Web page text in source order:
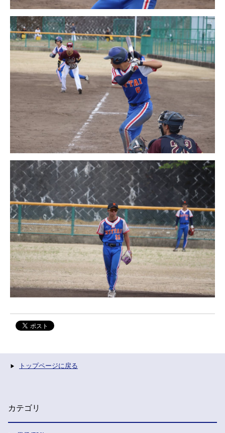
トップページに戻る
カテゴリ